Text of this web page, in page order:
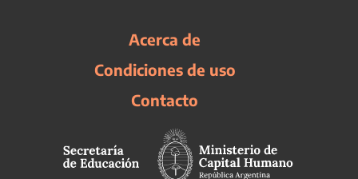
Acerca de
Condiciones de uso
Contacto